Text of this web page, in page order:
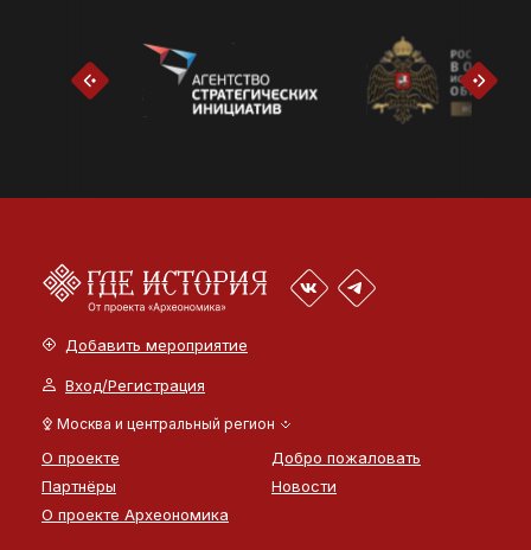
Добавить мероприятие
Вход/Регистрация
Москва и центральный регион
О проекте
Добро пожаловать
Партнёры
Новости
О проекте Археономика